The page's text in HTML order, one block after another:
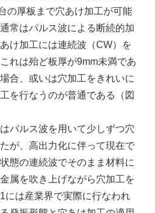
の厚板まで穴あけ加工が可能
常はパルス波による断続的加
け加工には連続波（CW）を
れは殆ど板厚が9mm未満であ
合、或いは穴加工をきれいに
を行なうのが普通である（図
パルス波を用いて少しずつ穴
が、高出力化に伴って現在で
態の連続波でそのまま材料に
属を吹き上げながら穴加工を
には産業界で実際に行なわれ